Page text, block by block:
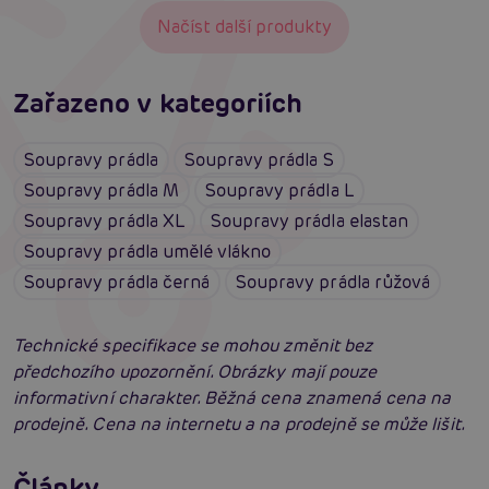
Načíst další produkty
Zařazeno v kategoriích
Soupravy prádla
Soupravy prádla S
Soupravy prádla M
Soupravy prádla L
Soupravy prádla XL
Soupravy prádla elastan
Soupravy prádla umělé vlákno
Soupravy prádla černá
Soupravy prádla růžová
Technické specifikace se mohou změnit bez
předchozího upozornění. Obrázky mají pouze
informativní charakter. Běžná cena znamená cena na
prodejně. Cena na internetu a na prodejně se může lišit.
neodolatelně sexy